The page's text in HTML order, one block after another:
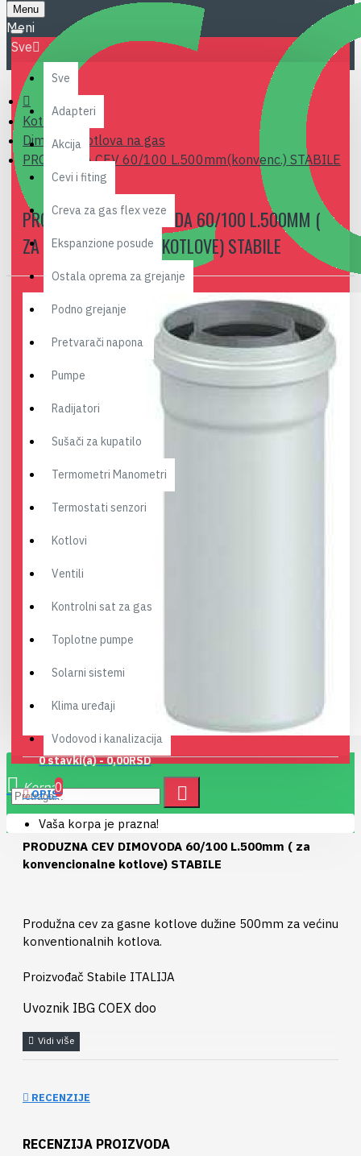
Menu
0 stavki(a) - 0,00RSD
0
Vaša korpa je prazna!
Sve
Sve
Adapteri
Akcija
Cevi i fiting
Creva za gas flex veze
Ekspanzione posude
Ostala oprema za grejanje
Podno grejanje
Pretvarači napona
Pumpe
Radijatori
Sušači za kupatilo
Termometri Manometri
Termostati senzori
Kotlovi
Ventili
Kontrolni sat za gas
Toplotne pumpe
Solarni sistemi
Klima uređaji
Vodovod i kanalizacija
Kotlovi
Dimovodi kotlova na gas
PRODUZNA CEV 60/100 L.500mm(konvenc.) STABILE
PRODUZNA CEVDIMOVODA 60/100 L.500MM (
ZA KONVENCIONALNE KOTLOVE) STABILE
OPIS
PRODUZNA CEV DIMOVODA 60/100 L.500mm ( za
konvencionalne kotlove) STABILE
Produžna cev za gasne kotlove dužine 500mm za većinu
konventionalnih kotlova.
Proizvođač Stabile ITALIJA
Uvoznik IBG COEX doo
RECENZIJE
RECENZIJA PROIZVODA